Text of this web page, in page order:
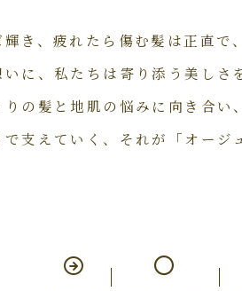
き、疲れたら傷む髪は正直で
に、私たちは寄り添う美しさ
りの髪と地肌の悩みに向き合
支えていく、それが「オー